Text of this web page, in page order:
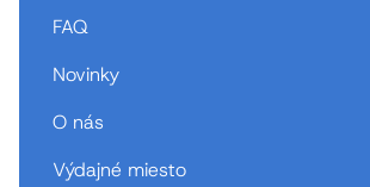
FAQ
Novinky
O nás
Výdajné miesto